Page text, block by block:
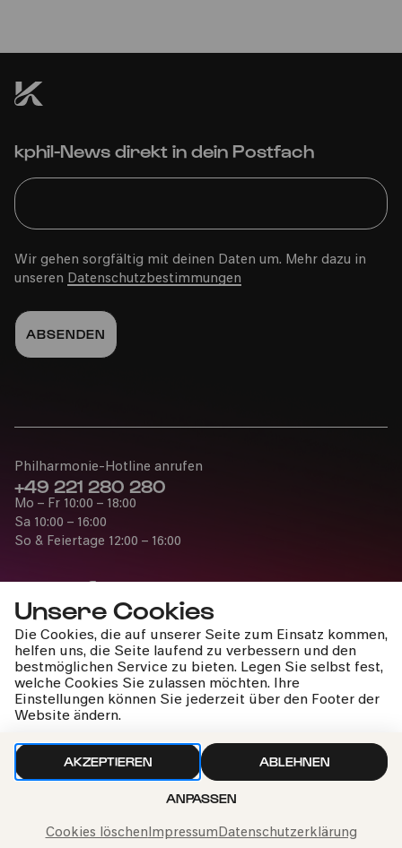
Unsere Cookies
Die Cookies, die auf unserer Seite zum Einsatz kommen,
helfen uns, die Seite laufend zu verbessern und den
bestmöglichen Service zu bieten. Legen Sie selbst fest,
welche Cookies Sie zulassen möchten. Ihre
Einstellungen können Sie jederzeit über den Footer der
Website ändern.
AKZEPTIEREN ABLEHNEN
ANPASSEN
Cookies löschenImpressumDatenschutzerklärung
»BZZZZZ – ein tierisches Abenteuer rund um das
Sa
PhilharmonieVeedel Pänz
»BZZZZZ – ein tierisches Abenteuer rund um das
Thema Bienen«
Fr
kphil-News direkt in dein Postfach
Wir gehen sorgfältig mit deinen Daten um. Mehr dazu in
unseren Datenschutzbestimmungen
Presse
Jobs
News
Kontakt
Widerruf einreichen
Philharmonie-Hotline anrufen
+49 221 280 280
Mo – Fr 10:00 – 18:00
Sa 10:00 – 16:00
So & Feiertage 12:00 – 16:00
Cookie-Einstellungen